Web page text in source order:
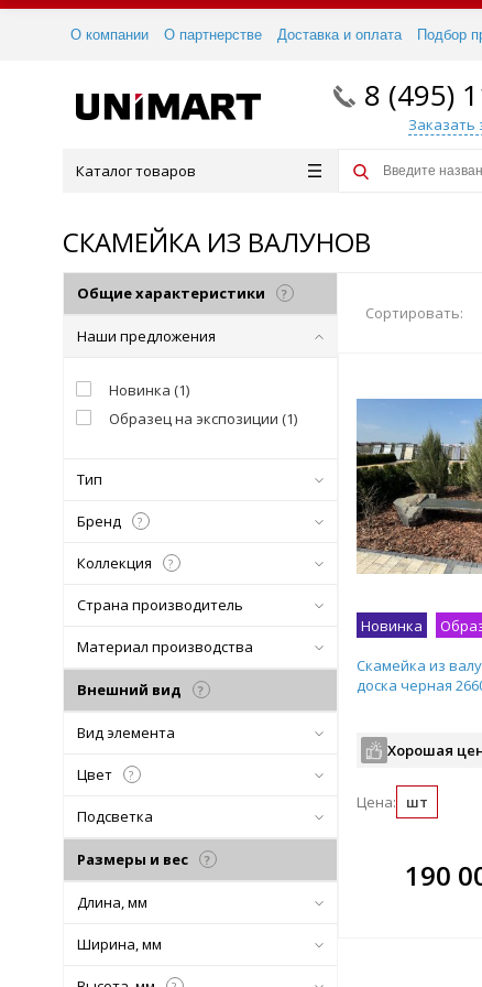
О компании О партнерстве Доставка и оплата Подбор
8 (495)
Заказать
Каталог товаров
СКАМЕЙКА ИЗ ВАЛУНОВ
Сортировать:
Новинка
Скамейка из
доска черная
Хорошая
Цена: шт
В комплекте
190
Общие характеристики ?
Наши предложения
Новинка (1)
Образец на экспозиции (1)
Тип
Бренд ?
Коллекция ?
Страна производитель
Материал производства
Внешний вид ?
Вид элемента
Цвет ?
Подсветка
Размеры и вес ?
Длина, мм
Ширина, мм